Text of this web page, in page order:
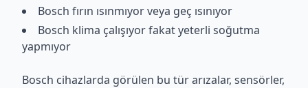
Bosch fırın ısınmıyor veya geç ısınıyor
Bosch klima çalışıyor fakat yeterli soğutma
yapmıyor
Bosch cihazlarda görülen bu tür arızalar, sensörler,